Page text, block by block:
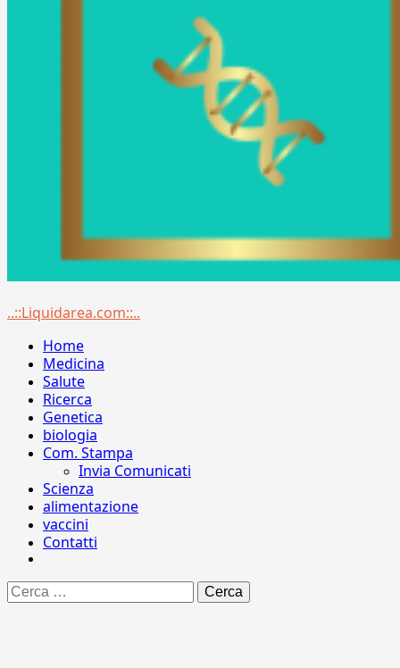
Menu
..::Liquidarea.com::..
Home
Medicina
Salute
Ricerca
Genetica
biologia
Com. Stampa
Invia Comunicati
Scienza
alimentazione
vaccini
Contatti
Ricerca
per: